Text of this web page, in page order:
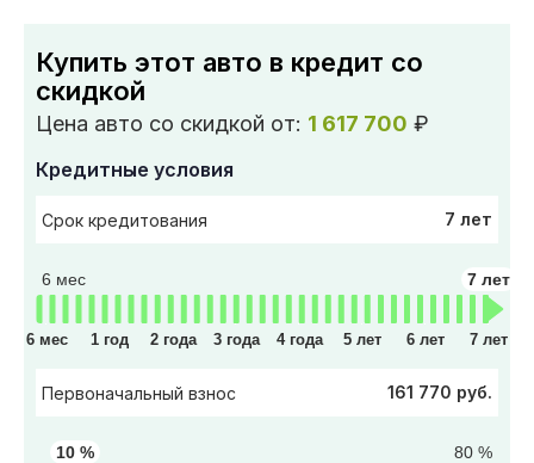
Купить этот авто в кредит со
скидкой
Цена авто со скидкой от: 1 617 700 ₽
Кредитные условия
Срок кредитования 7 лет
6 мес 7 лет
6 мес 1 год 2 года 3 года 4 года 5 лет 6 лет 7 лет
Первоначальный взнос 161 770 руб.
80 %
10 %